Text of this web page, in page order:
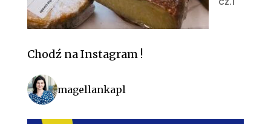
Chodź na Instagram !
magellankapl